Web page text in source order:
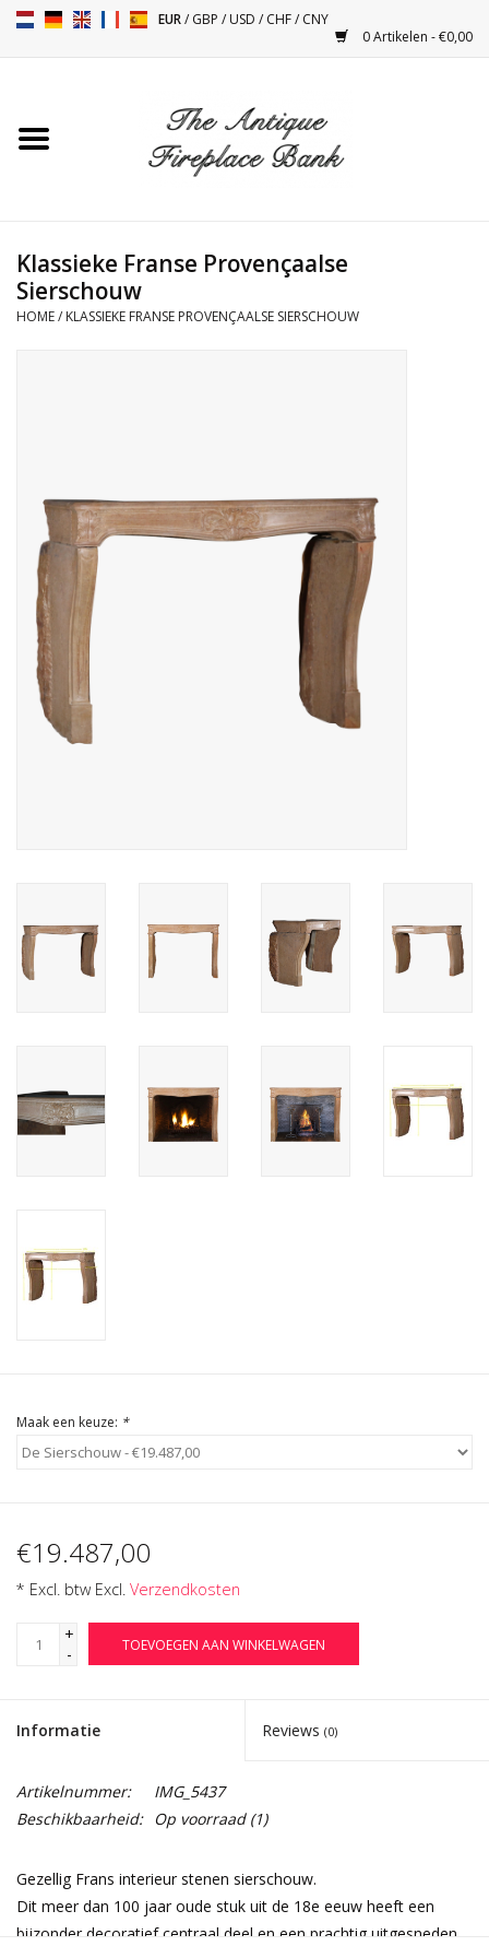
EUR/GBP /USD /CHF/CNY
0 Artikelen - €0,00
Toebehoren
Kacheltjes
Decoratieve Outdoor
Objecten
Vloeren - Steen, Terra Cotta
& Marmer
Outlet
Login
Klassieke Franse Provençaalse
Sierschouw
HOME/ KLASSIEKE FRANSE PROVENÇAALSE SIERSCHOUW
Maak een keuze: *
€19.487,00
* Excl. btw Excl. Verzendkosten
+
-
TOEVOEGEN AAN WINKELWAGEN
Informatie Reviews (0)
Artikelnummer:
IMG_5437
Beschikbaarheid: Op voorraad(1)
Gezellig Frans interieur stenen sierschouw.
Dit meer dan 100 jaar oude stuk uit de 18e eeuw heeft een
bijzonder decoratief centraal deel en een prachtig uitgesneden